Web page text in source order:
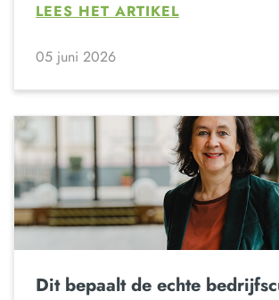
LEES HET ARTIKEL
05 juni 2026
Dit bepaalt de echte